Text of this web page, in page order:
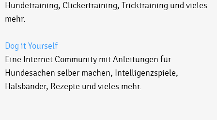
Hundetraining, Clickertraining, Tricktraining und vieles
mehr.
Dog it Yourself
Eine Internet Community mit Anleitungen für
Hundesachen selber machen, Intelligenzspiele,
Halsbänder, Rezepte und vieles mehr.